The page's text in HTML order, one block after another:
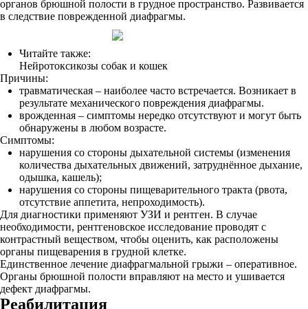
органов брюшной полости в грудное пространство. Развивается
в следствие поврежденной диафрагмы.
Читайте также:
Нейротоксикозы собак и кошек
Причины:
травматическая – наиболее часто встречается. Возникает в
результате механического повреждения диафрагмы.
врожденная – симптомы нередко отсутствуют и могут быть
обнаружены в любом возрасте.
Симптомы:
нарушения со стороны дыхательной системы (изменения
количества дыхательных движений, затруднённое дыхание,
одышка, кашель);
нарушения со стороны пищеварительного тракта (рвота,
отсутствие аппетита, непроходимость).
Для диагностики применяют УЗИ и рентген. В случае
необходимости, рентгеновское исследование проводят с
контрастный веществом, чтобы оценить, как расположены
органы пищеварения в грудной клетке.
Единственное лечение диафрагмальной грыжи – оперативное.
Органы брюшной полости вправляют на место и ушивается
дефект диафрагмы.
Реабилитация